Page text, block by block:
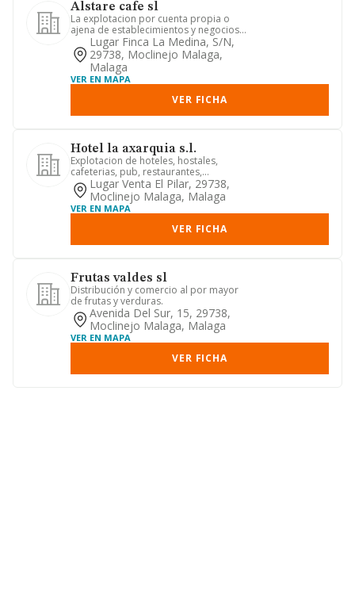
Alstare cafe sl
La explotacion por cuenta propia o
ajena de establecimientos y negocios
de hosteleria y restauracio...
Lugar Finca La Medina, S/n,
29738, Moclinejo Malaga,
Malaga
VER EN MAPA
VER FICHA
Hotel la axarquia s.l.
Explotacion de hoteles, hostales,
cafeterias, pub, restaurantes,
construccion de toda clase de obra...
Lugar Venta El Pilar, 29738,
Moclinejo Malaga, Malaga
VER EN MAPA
VER FICHA
Frutas valdes sl
Distribución y comercio al por mayor
de frutas y verduras.
Avenida Del Sur, 15, 29738,
Moclinejo Malaga, Malaga
VER EN MAPA
VER FICHA